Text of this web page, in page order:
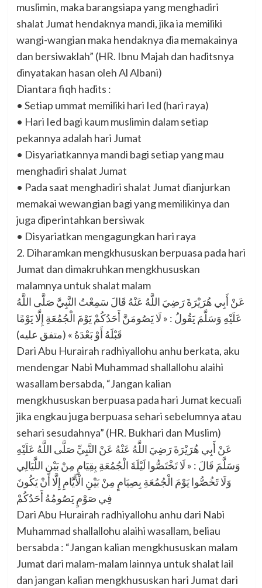
muslimin, maka barangsiapa yang menghadiri
shalat Jumat hendaknya mandi, jika ia memiliki
wangi-wangian maka hendaknya dia memakainya
dan bersiwaklah” (HR. Ibnu Majah dan haditsnya
dinyatakan hasan oleh Al Albani)
Diantara fiqh hadits :
• Setiap ummat memiliki hari Ied (hari raya)
• Hari Ied bagi kaum muslimin dalam setiap
pekannya adalah hari Jumat
• Disyariatkannya mandi bagi setiap yang mau
menghadiri shalat Jumat
• Pada saat menghadiri shalat Jumat dianjurkan
memakai wewangian bagi yang memilikinya dan
juga diperintahkan bersiwak
• Disyariatkan mengagungkan hari raya
2. Diharamkan mengkhususkan berpuasa pada hari
Jumat dan dimakruhkan mengkhususkan
malamnya untuk shalat malam
عَنْ أَبِي هُرَيْرَةَ رَضِيَ اللَّهُ عَنْهُ قَالَ سَمِعْتُ النَّبِيَّ صَلَّى اللَّهُ
عَلَيْهِ وَسَلَّمَ يَقُولُ : « لَا يَصُومَنَّ أَحَدُكُمْ يَوْمَ الْجُمُعَةِ إِلَّا يَوْمًا
قَبْلَهُ أَوْ بَعْدَهُ » (متفق عليه)
Dari Abu Hurairah radhiyallohu anhu berkata, aku
mendengar Nabi Muhammad shallallohu alaihi
wasallam bersabda, “Jangan kalian
mengkhususkan berpuasa pada hari Jumat kecuali
jika engkau juga berpuasa sehari sebelumnya atau
sehari sesudahnya” (HR. Bukhari dan Muslim)
عَنْ أَبِي هُرَيْرَةَ رَضِيَ اللَّهُ عَنْهُ عَنْ النَّبِيِّ صَلَّى اللَّهُ عَلَيْهِ
وَسَلَّمَ قَالَ : « لَا تَخْتَصُّوا لَيْلَةَ الْجُمُعَةِ بِقِيَامٍ مِنْ بَيْنِ اللَّيَالِي
وَلَا تَخُصُّوا يَوْمَ الْجُمُعَةِ بِصِيَامٍ مِنْ بَيْنِ الْأَيَّامِ إِلَّا أَنْ يَكُونَ
فِي صَوْمٍ يَصُومُهُ أَحَدُكُمْ
Dari Abu Hurairah radhiyallohu anhu dari Nabi
Muhammad shallallohu alaihi wasallam, beliau
bersabda : “Jangan kalian mengkhususkan malam
Jumat dari malam-malam lainnya untuk shalat lail
dan jangan kalian mengkhususkan hari Jumat dari